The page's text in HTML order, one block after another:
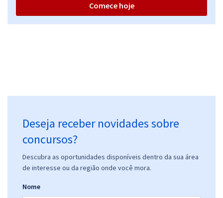
Comece hoje
Deseja receber novidades sobre
concursos?
Descubra as oportunidades disponíveis dentro da sua área
de interesse ou da região onde você mora.
Nome